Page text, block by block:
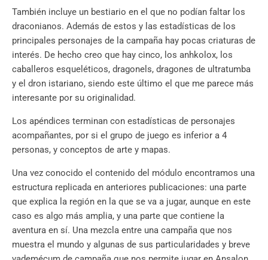
También incluye un bestiario en el que no podían faltar los
draconianos. Además de estos y las estadísticas de los
principales personajes de la campaña hay pocas criaturas de
interés. De hecho creo que hay cinco, los anhkolox, los
caballeros esqueléticos, dragonels, dragones de ultratumba
y el dron istariano, siendo este último el que me parece más
interesante por su originalidad.
Los apéndices terminan con estadísticas de personajes
acompañantes, por si el grupo de juego es inferior a 4
personas, y conceptos de arte y mapas.
Una vez conocido el contenido del módulo encontramos una
estructura replicada en anteriores publicaciones: una parte
que explica la región en la que se va a jugar, aunque en este
caso es algo más amplia, y una parte que contiene la
aventura en sí. Una mezcla entre una campaña que nos
muestra el mundo y algunas de sus particularidades y breve